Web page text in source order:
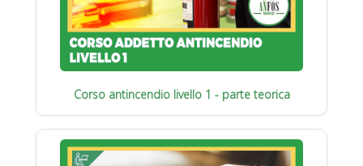
Corso antincendio livello 1 - parte teorica